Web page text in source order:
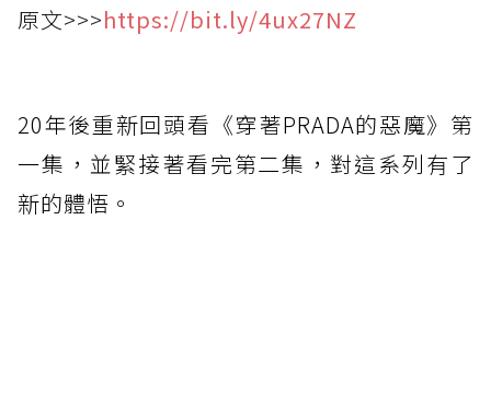
原文>>>https://bit.ly/4ux27NZ
20年後重新回頭看《穿著PRADA的惡魔》第
一集，並緊接著看完第二集，對這系列有了
新的體悟。